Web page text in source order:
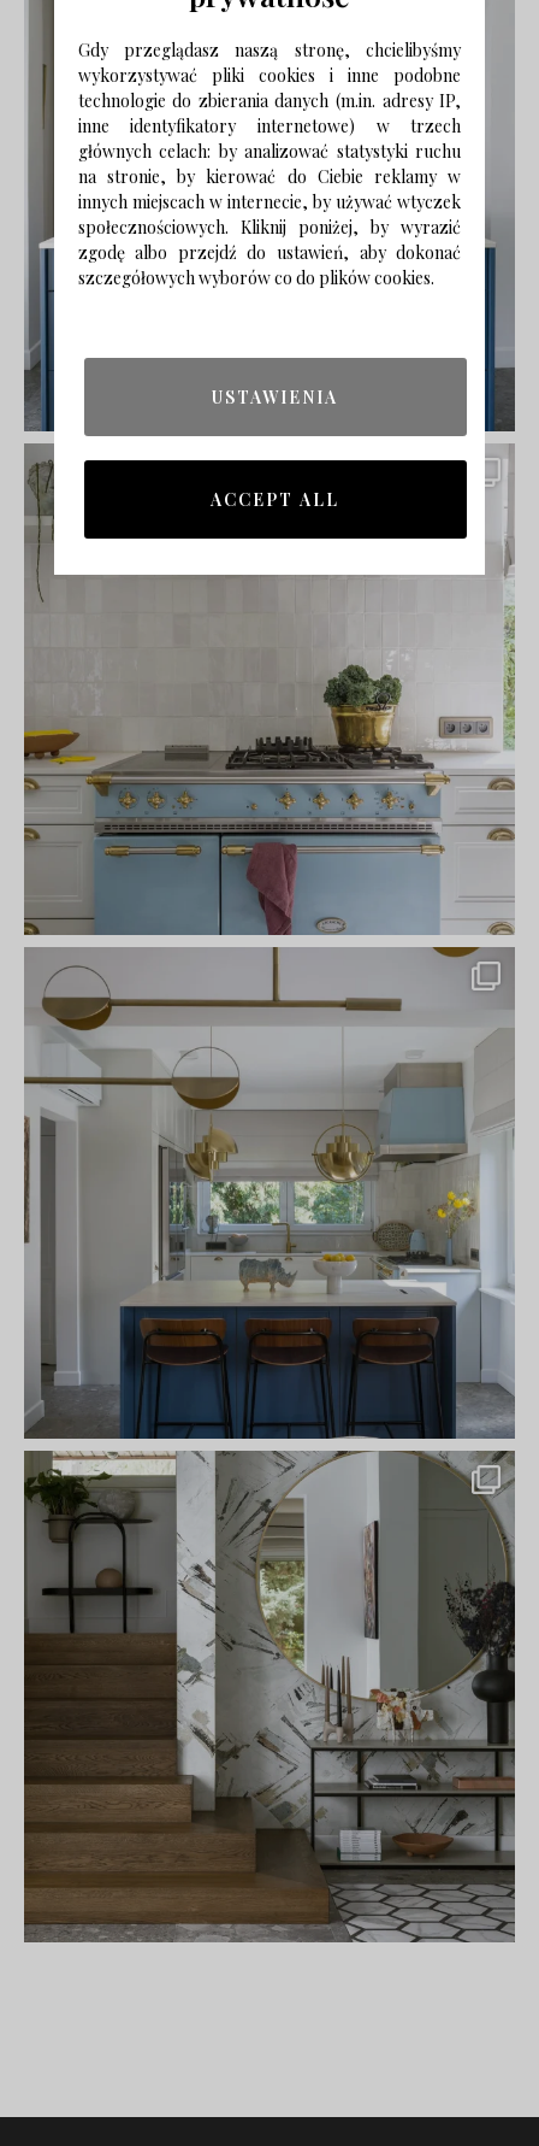
Gdy przeglądasz naszą stronę, chcielibyśmy
wykorzystywać pliki cookies i inne podobne
technologie do zbierania danych (m.in. adresy IP,
inne identyfikatory internetowe) w trzech
głównych celach: by analizować statystyki ruchu
na stronie, by kierować do Ciebie reklamy w
innych miejscach w internecie, by używać wtyczek
społecznościowych. Kliknij poniżej, by wyrazić
zgodę albo przejdź do ustawień, aby dokonać
szczegółowych wyborów co do plików cookies.
USTAWIENIA
ACCEPT ALL